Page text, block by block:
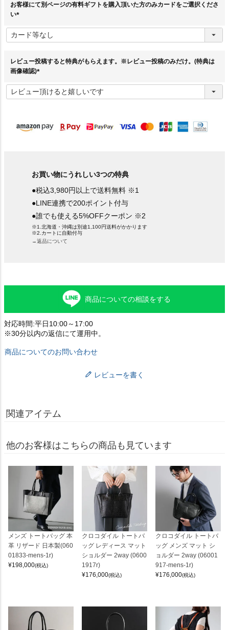
お客様にて別ページの有料ギフトを購入頂いた方のみカードをご選択くださ
い
必
須
レビュー投稿すると特典がもらえます。※レビュー投稿のみだけ。(特典は
画像確認)
必
須
お買い物にうれしい3つの特典
●税込3,980円以上で送料無料 ※1
●LINE連携で200ポイント付与
●誰でも使える5%OFFクーポン ※2
※1.北海道・沖縄は別途1,100円送料がかかります
※2.カートに自動付与
→返品について
商品についての相談をする
対応時間:平日10:00～17:00
※30分以内の返信にて運用中。
商品についてのお問い合わせ
レビューを書く
関連アイテム
他のお客様はこちらの商品も見ています
メンズ トートバッグ 本
革 リザード 日本製(060
01833-mens-1r)
¥198,000(税込)
クロコダイル トートバ
ッグ レディース マット
ショルダー 2way (0600
1917r)
¥176,000(税込)
クロコダイル トートバ
ッグ メンズ マット シ
ョルダー 2way (06001
917-mens-1r)
¥176,000(税込)